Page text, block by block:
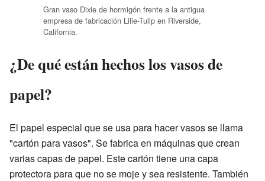
Gran vaso Dixie de hormigón frente a la antigua
empresa de fabricación Lilie-Tulip en Riverside,
California.
¿De qué están hechos los vasos de
papel?
El papel especial que se usa para hacer vasos se llama
"cartón para vasos". Se fabrica en máquinas que crean
varias capas de papel. Este cartón tiene una capa
protectora para que no se moje y sea resistente. También